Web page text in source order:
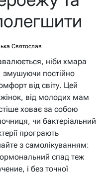
Святослав
ніби хмара
постійно
від світу. Цей
від молодих мам
ховає за собою
чи бактеріальний
програють
з самолікуванням:
спад теж
і без точної